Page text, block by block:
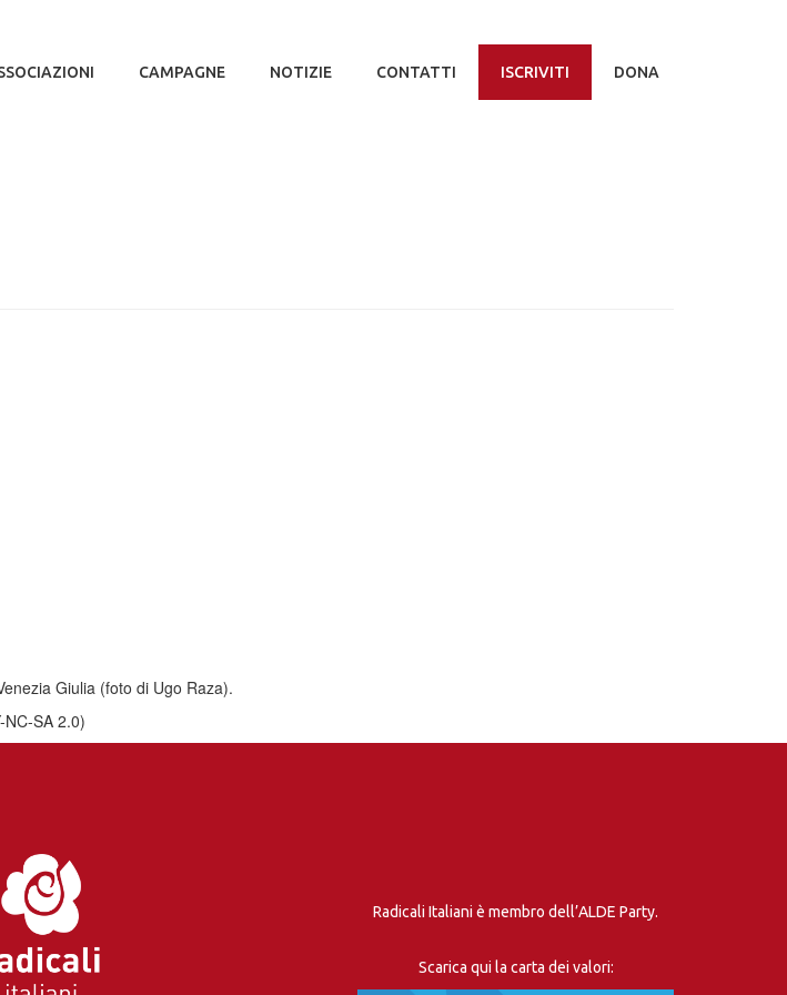
CAMPAGNE NOTIZIE CONTATTI ISCRIVITI DONA
Giulia (foto di Ugo Raza).
SA 2.0)
Radicali Italiani è membro dell’ALDE Party.
Scarica qui la carta dei valori: